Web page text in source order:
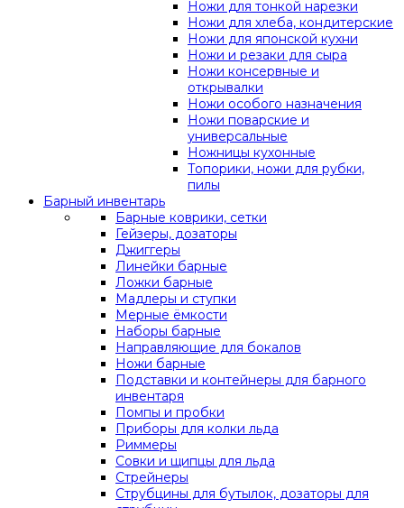
Ножи для тонкой нарезки
Ножи для хлеба, кондитерские
Ножи для японской кухни
Ножи и резаки для сыра
Ножи консервные и
открывалки
Ножи особого назначения
Ножи поварские и
универсальные
Ножницы кухонные
Топорики, ножи для рубки,
пилы
Барный инвентарь
Барные коврики, сетки
Гейзеры, дозаторы
Джиггеры
Линейки барные
Ложки барные
Мадлеры и ступки
Мерные ёмкости
Наборы барные
Направляющие для бокалов
Ножи барные
Подставки и контейнеры для барного
инвентаря
Помпы и пробки
Приборы для колки льда
Риммеры
Совки и щипцы для льда
Стрейнеры
Струбцины для бутылок, дозаторы для